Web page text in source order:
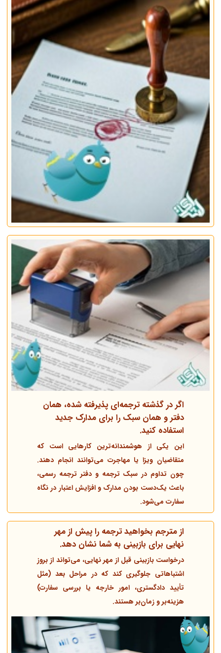
اگر در گذشته ترجمه‌ای پذیرفته شده، همان
دفتر و همان سبک را برای مدارک جدید
استفاده کنید.
این یکی از هوشمندانه‌ترین کارهایی است که
متقاضیان ویزا یا مهاجرت می‌توانند انجام دهند.
چون تداوم در سبک ترجمه و دفتر ترجمه رسمی،
باعث یک‌دست بودن مدارک و افزایش اعتبار در نگاه
سفارت می‌شود.
از مترجم بخواهیدترجمه را پیش از مهر
نهایی برای بازبینی به شما نشان دهد.
درخواست بازبینی قبل از مهر نهایی، می‌تواند از بروز
اشتباهاتی جلوگیری کند که در مراحل بعد (مثل
تأیید دادگستری، امور خارجه یا بررسی سفارت)
هزینه‌بر و زمان‌بر هستند.